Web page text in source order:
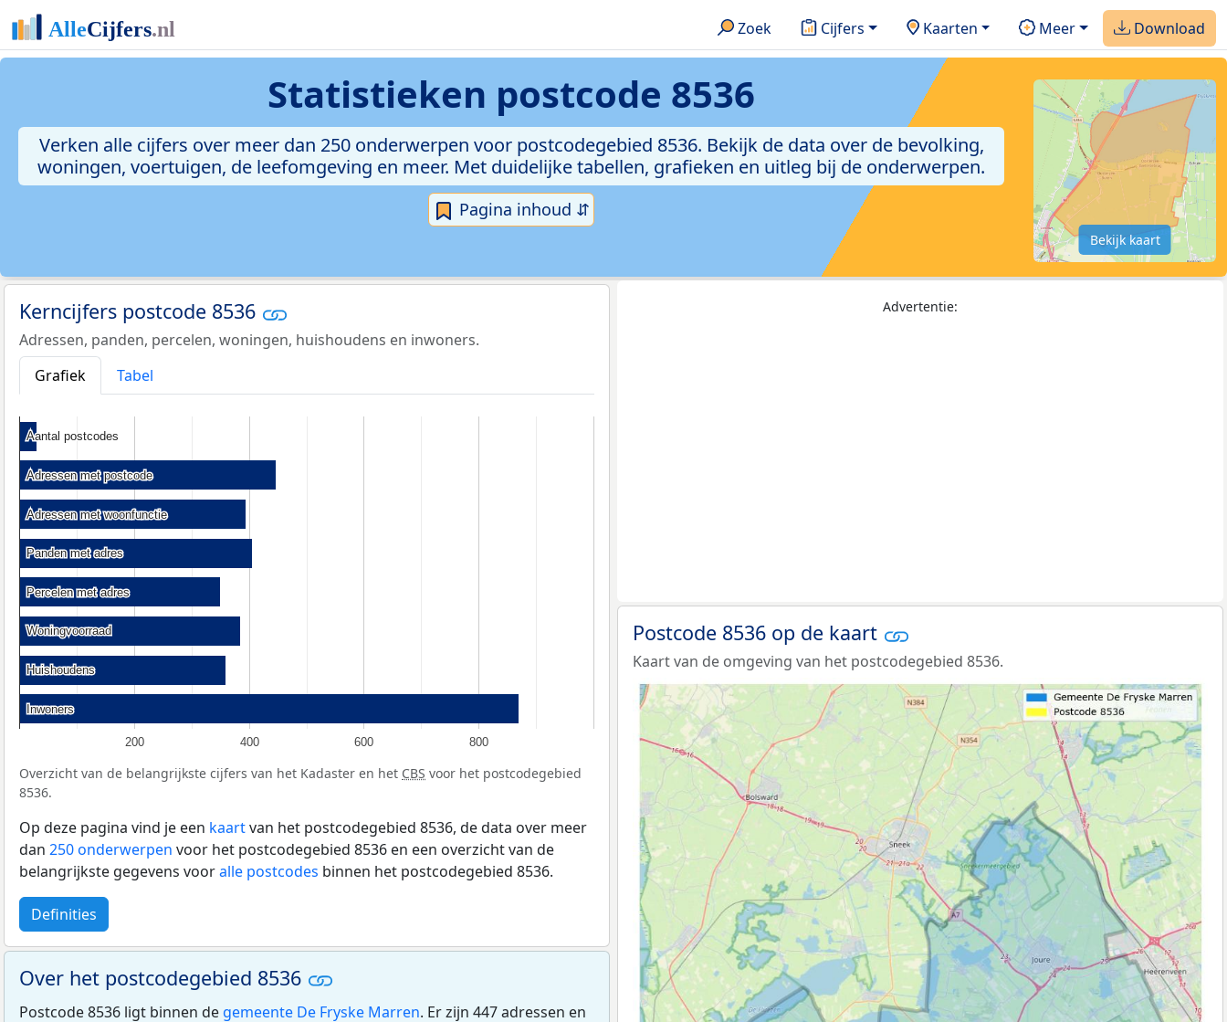
Zoek Cijfers Kaarten Meer Download
Statistieken postcode 8536
Verken alle cijfers over meer dan 250 onderwerpen voor postcodegebied 8536. Bekijk de data over de bevolking,
woningen, voertuigen, de leefomgeving en meer. Met duidelijke tabellen, grafieken en uitleg bij de onderwerpen.
Pagina inhoud ⇵
Bekijk kaart
Kerncijfers postcode 8536
Adressen, panden, percelen, woningen, huishoudens en inwoners.
Grafiek
Tabel
200 400 600 800
Aantal postcodes
Aantal postcodes
Adressen met postcode
Adressen met postcode
Adressen met woonfunctie
Adressen met woonfunctie
Panden met adres
Panden met adres
Percelen met adres
Percelen met adres
Woningvoorraad
Woningvoorraad
Huishoudens
Huishoudens
Inwoners
Inwoners
Overzicht van de belangrijkste cijfers van het Kadaster en het CBS voor het postcodegebied
8536.
Op deze pagina vind je een kaartvan het postcodegebied 8536, de data over meer
dan 250 onderwerpen voor het postcodegebied 8536 en een overzicht van de
belangrijkste gegevens vooralle postcodes binnen het postcodegebied 8536.
Definities
Over het postcodegebied 8536
Postcode 8536 ligt binnen de gemeente De Fryske Marren. Er zijn 447 adressen en
Advertentie:
Postcode 8536 op de kaart
Kaart van de omgeving van het postcodegebied 8536.